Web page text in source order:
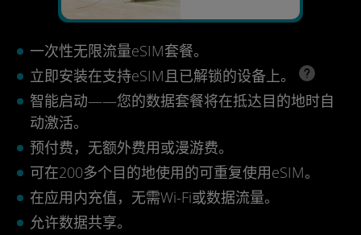
一次性无限流量eSIM套餐。
立即安装在支持eSIM且已解锁的设备上。
智能启动——您的数据套餐将在抵达目的地时自
动激活。
预付费，无额外费用或漫游费。
可在200多个目的地使用的可重复使用eSIM。
在应用内充值，无需Wi-Fi或数据流量。
允许数据共享。